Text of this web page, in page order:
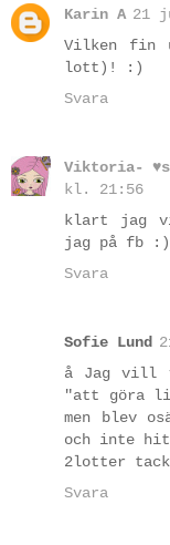
Karin A 21
Vilken fin
lott)! :)
Svara
Viktoria-
kl. 21:56
klart jag
jag på fb :)
Svara
Sofie Lund
å Jag vill
"att göra
men blev
och inte
2lotter
Svara